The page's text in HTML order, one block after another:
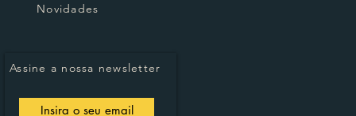
Novidades
Assine a nossa newsletter